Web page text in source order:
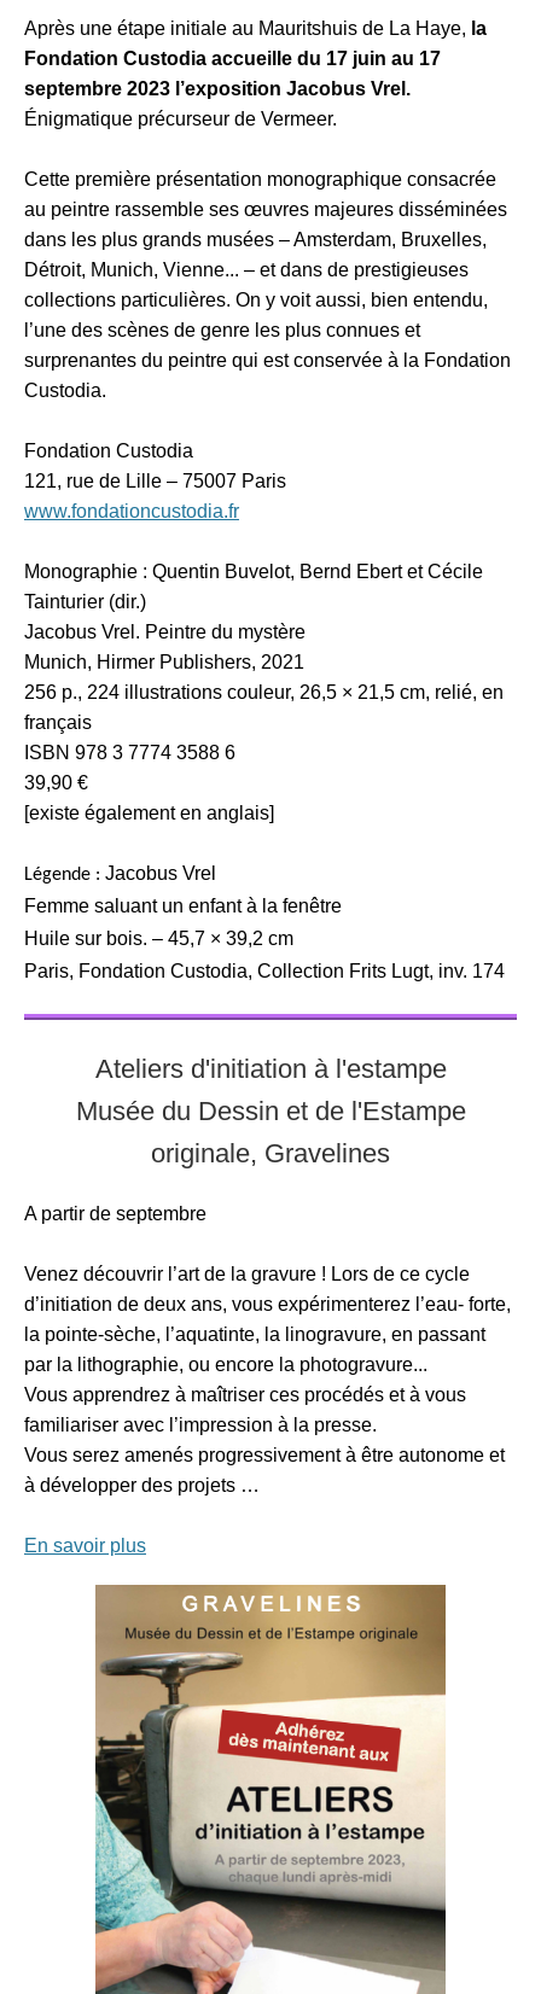
Après une étape initiale au Mauritshuis de La Haye, la
Fondation Custodia accueille du 17 juin au 17
septembre 2023 l’exposition Jacobus Vrel.
Énigmatique précurseur de Vermeer.
Cette première présentation monographique consacrée
au peintre rassemble ses œuvres majeures disséminées
dans les plus grands musées – Amsterdam, Bruxelles,
Détroit, Munich, Vienne... – et dans de prestigieuses
collections particulières. On y voit aussi, bien entendu,
l’une des scènes de genre les plus connues et
surprenantes du peintre qui est conservée à la Fondation
Custodia.
Fondation Custodia
121, rue de Lille – 75007 Paris
www.fondationcustodia.fr
Monographie : Quentin Buvelot, Bernd Ebert et Cécile
Tainturier (dir.)
Jacobus Vrel. Peintre du mystère
Munich, Hirmer Publishers, 2021
256 p., 224 illustrations couleur, 26,5 × 21,5 cm, relié, en
français
ISBN 978 3 7774 3588 6
39,90 €
[existe également en anglais]
Légende : Jacobus Vrel
Femme saluant un enfant à la fenêtre
Huile sur bois. – 45,7 × 39,2 cm
Paris, Fondation Custodia, Collection Frits Lugt, inv. 174
Ateliers d'initiation à l'estampe
Musée du Dessin et de l'Estampe
originale, Gravelines
A partir de septembre
Venez découvrir l’art de la gravure ! Lors de ce cycle
d’initiation de deux ans, vous expérimenterez l’eau- forte,
la pointe-sèche, l’aquatinte, la linogravure, en passant
par la lithographie, ou encore la photogravure...
Vous apprendrez à maîtriser ces procédés et à vous
familiariser avec l’impression à la presse.
Vous serez amenés progressivement à être autonome et
à développer des projets …
En savoir plus